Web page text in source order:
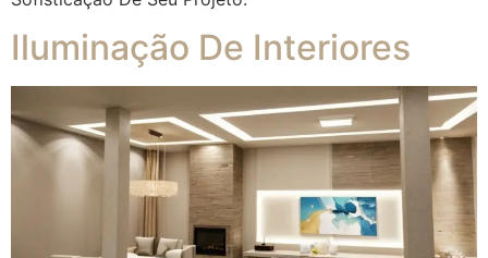
Iluminação De Interiores